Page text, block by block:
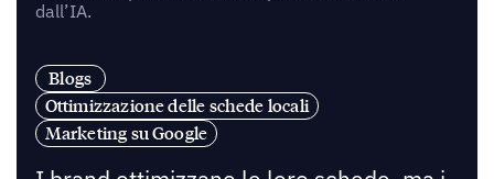
dall’IA.
Blogs
Ottimizzazione delle schede locali
Marketing su Google